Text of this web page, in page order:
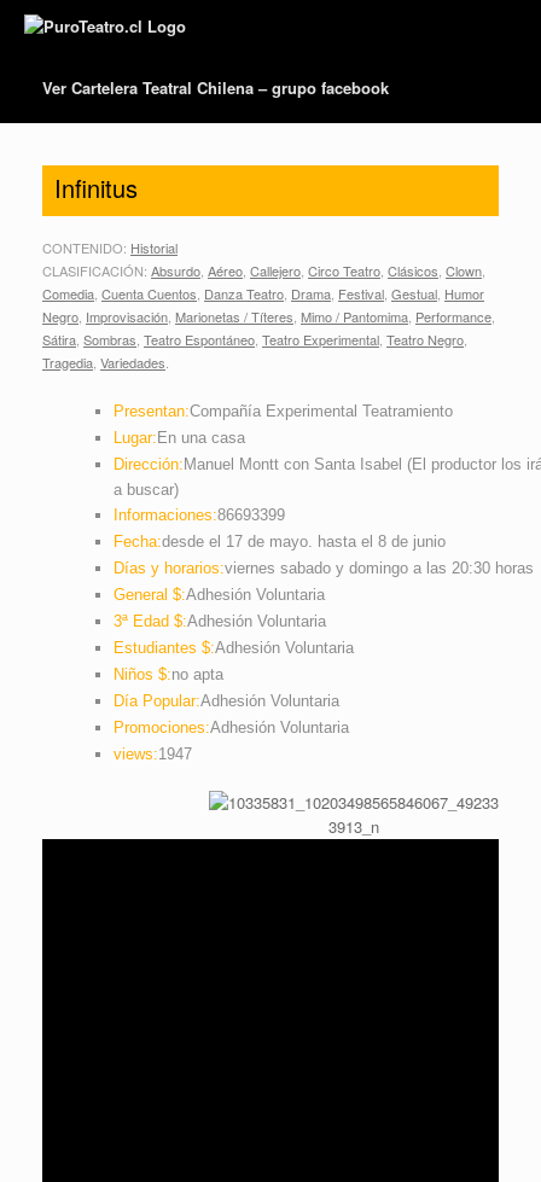
Ver Cartelera Teatral Chilena – grupo facebook
Infinitus
CONTENIDO: Historial
CLASIFICACIÓN: Absurdo Aéreo Callejero Circo Teatro Clásicos Clown
Comedia Cuenta Cuentos Danza Teatro Drama Festival Gestual Humor
Negro Improvisación Marionetas / Títeres Mimo / Pantomima Performance
Sátira Sombras Teatro Espontáneo Teatro Experimental Teatro Negro
Tragedia Variedades
Presentan:Compañía Experimental Teatramiento
Lugar:En una casa
Dirección:Manuel Montt con Santa Isabel (El productor los
a buscar)
Informaciones:86693399
Fecha:desde el 17 de mayo. hasta el 8 de junio
Días y horarios:viernes sabado y domingo a las 20:30 horas
General $:Adhesión Voluntaria
3ª Edad $:Adhesión Voluntaria
Estudiantes $:Adhesión Voluntaria
Niños $:no apta
Día Popular:Adhesión Voluntaria
Promociones:Adhesión Voluntaria
views:1947